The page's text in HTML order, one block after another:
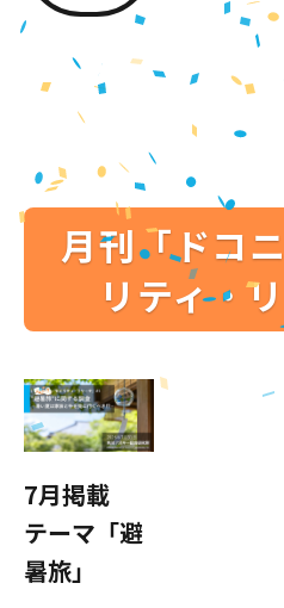
月刊「ドコ
リティ・
7月掲載
テーマ「避
暑旅」